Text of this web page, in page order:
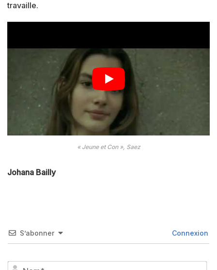
travaille.
« Jeune et Con », Saez
Johana Bailly
S’abonner Connexion